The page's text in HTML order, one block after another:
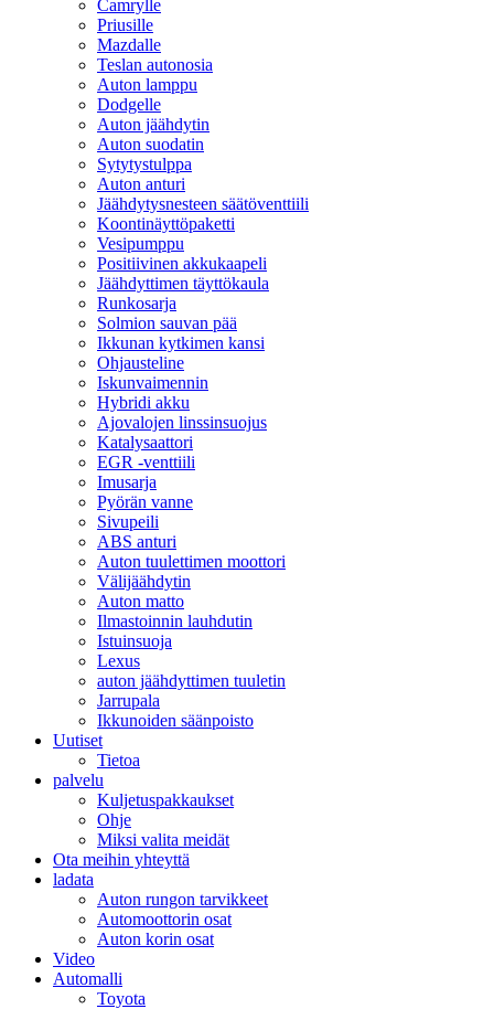
Camrylle
Priusille
Mazdalle
Teslan autonosia
Auton lamppu
Dodgelle
Auton jäähdytin
Auton suodatin
Sytytystulppa
Auton anturi
Jäähdytysnesteen säätöventtiili
Koontinäyttöpaketti
Vesipumppu
Positiivinen akkukaapeli
Jäähdyttimen täyttökaula
Runkosarja
Solmion sauvan pää
Ikkunan kytkimen kansi
Ohjausteline
Iskunvaimennin
Hybridi akku
Ajovalojen linssinsuojus
Katalysaattori
EGR -venttiili
Imusarja
Pyörän vanne
Sivupeili
ABS anturi
Auton tuulettimen moottori
Välijäähdytin
Auton matto
Ilmastoinnin lauhdutin
Istuinsuoja
Lexus
auton jäähdyttimen tuuletin
Jarrupala
Ikkunoiden säänpoisto
Uutiset
Tietoa
palvelu
Kuljetuspakkaukset
Ohje
Miksi valita meidät
Ota meihin yhteyttä
ladata
Auton rungon tarvikkeet
Automoottorin osat
Auton korin osat
Video
Automalli
Toyota